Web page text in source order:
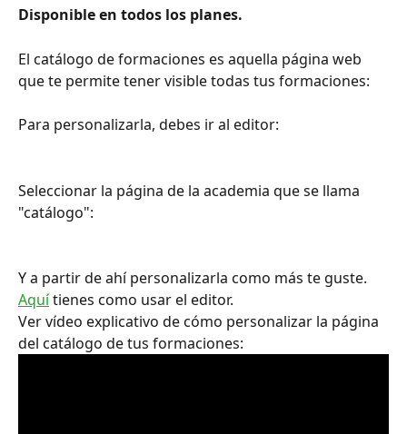
Disponible en todos los planes.
El catálogo de formaciones es aquella página web
que te permite tener visible todas tus formaciones:
Para personalizarla, debes ir al editor:
Seleccionar la página de la academia que se llama
"catálogo":
Y a partir de ahí personalizarla como más te guste.
Aquí tienes como usar el editor.
Ver vídeo explicativo de cómo personalizar la página
del catálogo de tus formaciones: